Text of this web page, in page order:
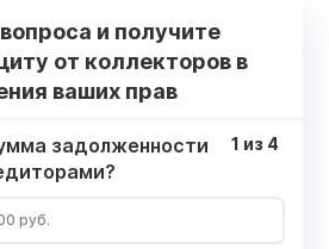
и получите
от коллекторов в
ваших прав
задолженности
руб.
1 из 4